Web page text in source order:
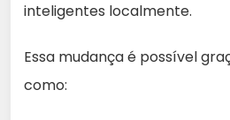
inteligentes localmente.
Essa mudança é possível
como: